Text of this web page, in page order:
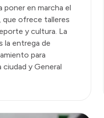
poner en marcha el
que ofrece talleres
y cultura. La
la entrega de
para
y General